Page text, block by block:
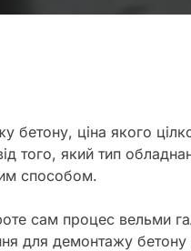
бетону, ціна якого
того, який тип
способом.
сам процес вельми
для демонтажу